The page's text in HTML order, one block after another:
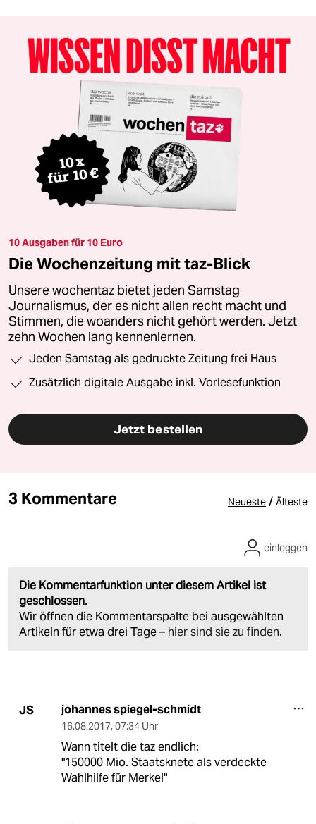
10 Ausgaben für 10 Euro
Die Wochenzeitung mit taz-Blick
Unsere wochentaz bietet jeden Samstag
Journalismus, der es nicht allen recht macht und
Stimmen, die woanders nicht gehört werden. Jetzt
zehn Wochen lang kennenlernen.
Jeden Samstag als gedruckte Zeitung frei Haus
Zusätzlich digitale Ausgabe inkl. Vorlesefunktion
Jetzt bestellen
3 Kommentare Neueste / Älteste
Die Kommentarfunktion unter diesem Artikel ist
geschlossen.
Wir öffnen die Kommentarspalte bei ausgewählten
Artikeln für etwa drei Tage – hier sind sie zu finden.
einloggen
JS johannes spiegel-schmidt
16.08.2017, 07:34 Uhr
Wann titelt die taz endlich:
"150000 Mio. Staatsknete als verdeckte
Wahlhilfe für Merkel"